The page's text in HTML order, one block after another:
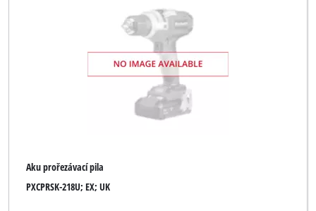
Aku prořezávací pila
PXCPRSK-218U; EX; UK